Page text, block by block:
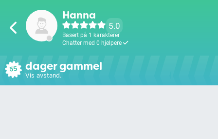
Hanna
5.0
Basert på 1 karakterer
Chatter med 0 hjelpere
55 dager gammel
Vis avstand.